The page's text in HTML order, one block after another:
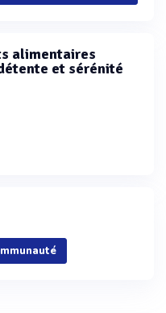
alimentaires
et sérénité